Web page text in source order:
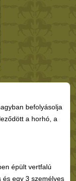
befolyásolja
a horhó, a
épült vertfalú
és egy 3 személyes